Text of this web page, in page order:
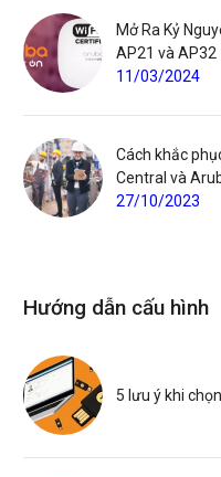
Mở Ra Kỷ
AP21 và AP32
11/03/2024
Cách khắc
Central và
27/10/2023
Hướng dẫn cấu hình
5 lưu ý khi